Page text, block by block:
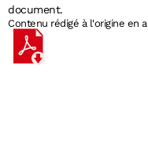
document.
Contenu rédigé à l'origine en